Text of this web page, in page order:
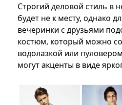
Строгий деловой стиль в
будет не к месту, однако
вечеринки с друзьями
костюм, который можно
водолазкой или
могут акценты в виде